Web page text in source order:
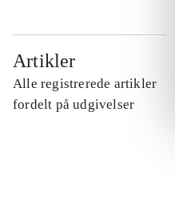
Artikler
Alle registrerede artikler
fordelt på udgivelser